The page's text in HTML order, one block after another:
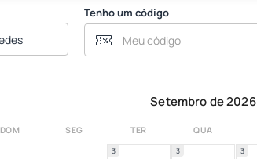
Tenho um código
Setembro de 2026
DOM SEG TER QUA
3 3 3